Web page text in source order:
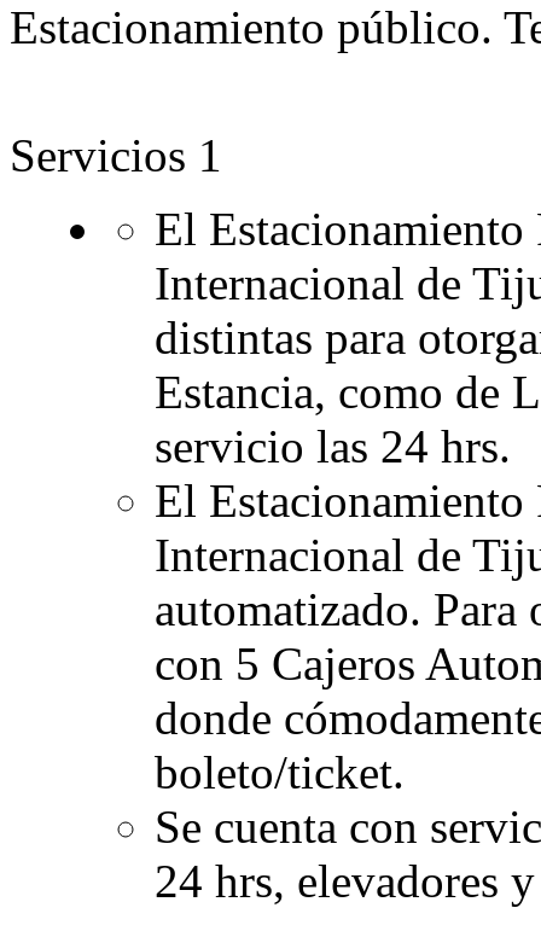
Estacionamiento público.
Servicios 1
El
Internacional de
distintas para
Estancia, como de
servicio las 24 hrs.
El
Internacional de
automatizado.
con 5 Cajeros
donde
boleto/ticket.
Se cuenta con
24 hrs, elevadores